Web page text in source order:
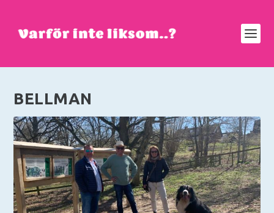
BELLMAN